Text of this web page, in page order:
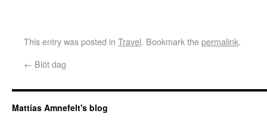
This entry was posted in Travel. Bookmark thepermalink.
← Blöt dag
Mattias Amnefelt's blog